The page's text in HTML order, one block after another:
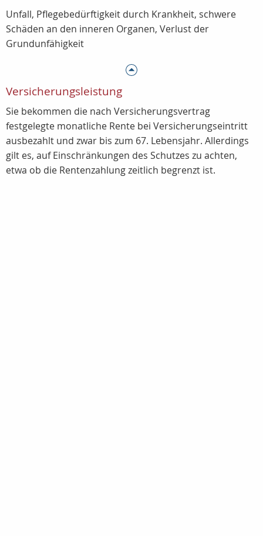
Unfall, Pflegebedürftigkeit durch Krankheit, schwere
Schäden an den inneren Organen, Verlust der
Grundunfähigkeit
Versicherungsleistung
Sie bekommen die nach Versicherungsvertrag
festgelegte monatliche Rente bei Versicherungseintritt
ausbezahlt und zwar bis zum 67. Lebensjahr. Allerdings
gilt es, auf Einschränkungen des Schutzes zu achten,
etwa ob die Rentenzahlung zeitlich begrenzt ist.